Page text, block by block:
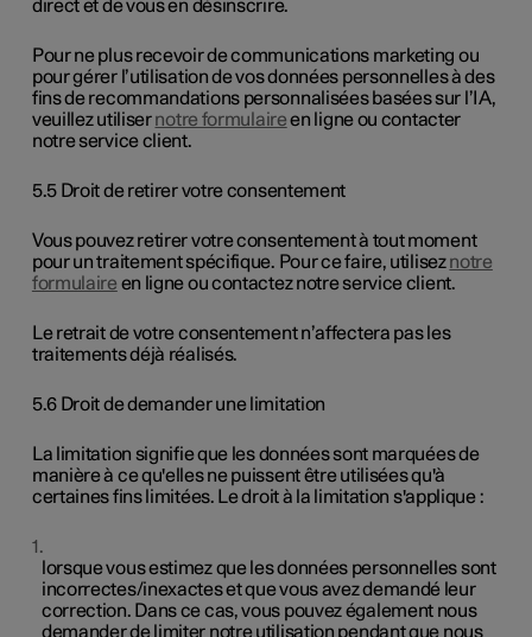
direct et de vous en désinscrire.
Pour ne plus recevoir de communications marketing ou
pour gérer l’utilisation de vos données personnelles à des
fins de recommandations personnalisées basées sur l’IA,
veuillez utilisernotre formulaireen ligne ou contacter
notre service client.
5.5 Droit de retirer votre consentement
Vous pouvez retirer votre consentement à tout moment
pour un traitement spécifique. Pour ce faire, utiliseznotre
formulaire en ligne ou contactez notre service client.
Le retrait de votre consentement n’affectera pas les
traitements déjà réalisés.
5.6 Droit de demander une limitation
La limitation signifie que les données sont marquées de
manière à ce qu'elles ne puissent être utilisées qu'à
certaines fins limitées. Le droit à la limitation s'applique :
lorsque vous estimez que les données personnelles sont
incorrectes/inexactes et que vous avez demandé leur
correction. Dans ce cas, vous pouvez également nous
demander de limiter notre utilisation pendant que nous